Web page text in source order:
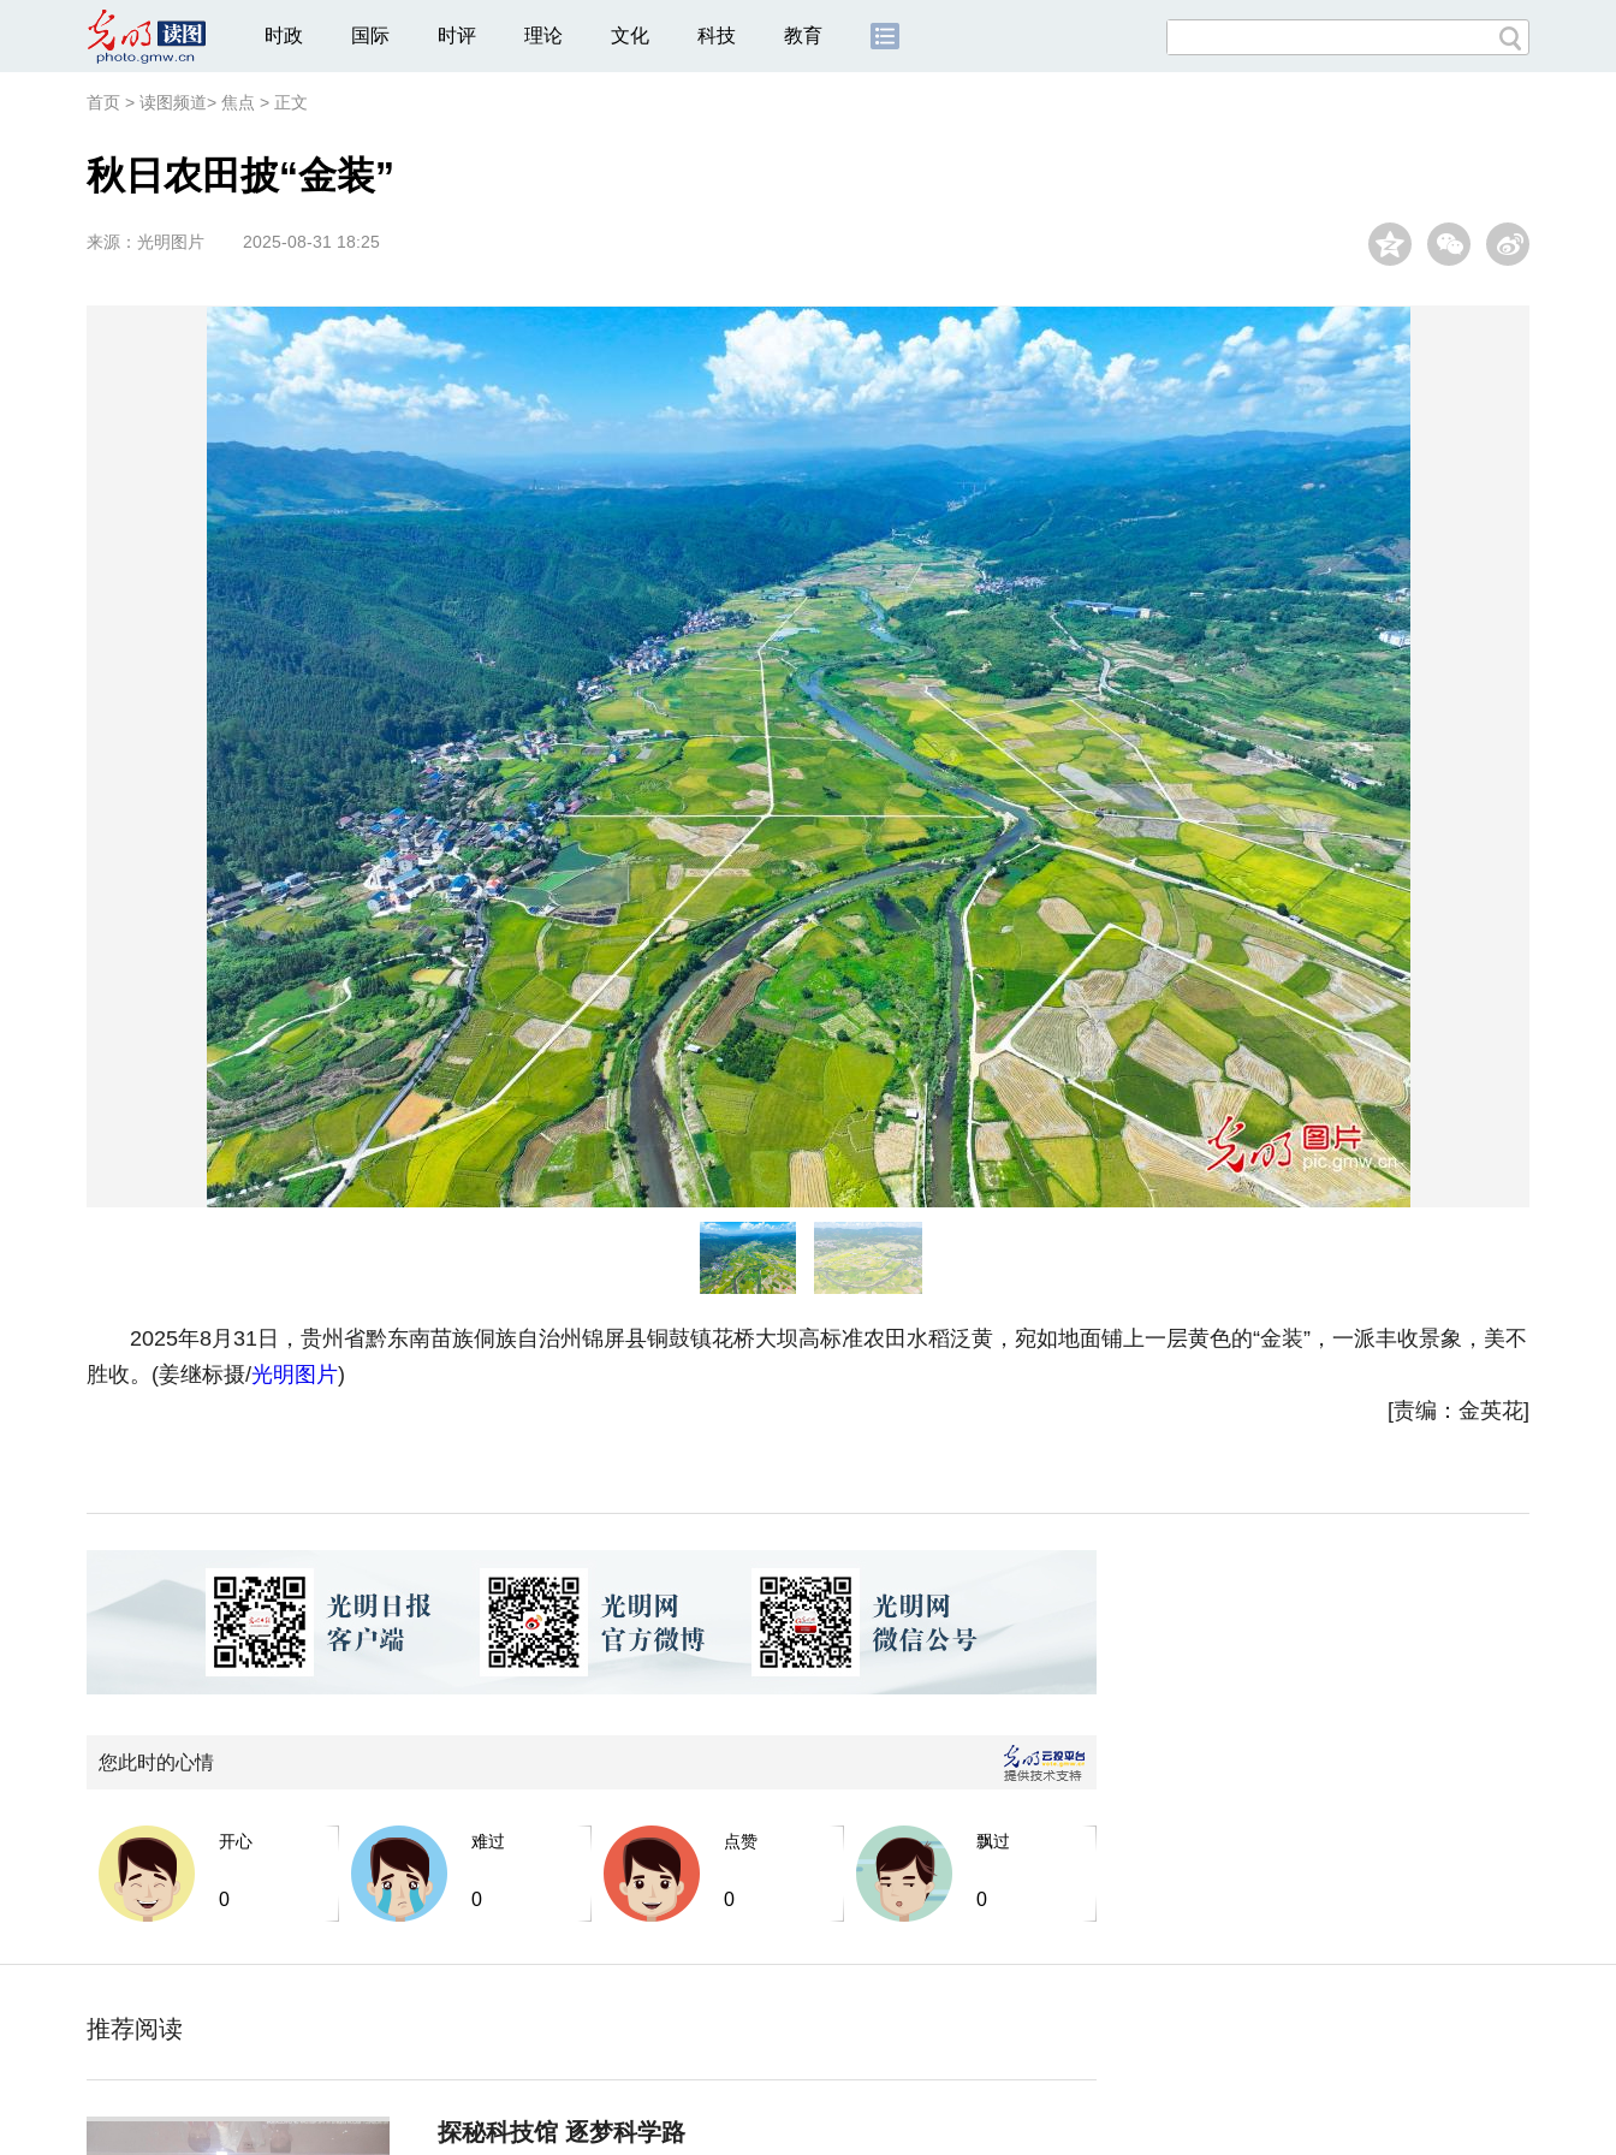
时政 国际 时评 理论 文化 科技 教育
首页 > 读图频道> 焦点 > 正文
秋日农田披“金装”
来源： 光明图片 2025-08-31 18:25
2025年8月31日，贵州省黔东南苗族侗族自治州锦屏县铜鼓镇花桥大坝高标准农田水稻泛黄，宛如地面铺上一层黄色的“金装”，一派丰收景象，美不
胜收。(姜继标摄/光明图片)
[责编：金英花]
您此时的心情
开心
0
难过
0
点赞
0
飘过
0
推荐阅读
探秘科技馆 逐梦科学路